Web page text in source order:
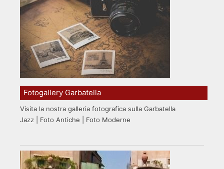
Fotogallery Garbatella
Visita la nostra galleria fotografica sulla Garbatella
Jazz | Foto Antiche | Foto Moderne